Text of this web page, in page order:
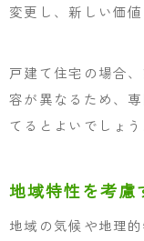
変更し、新しい価
戸建て住宅の場合
容が異なるため、
てるとよいでしょう
地域特性を考慮
地域の気候や地理